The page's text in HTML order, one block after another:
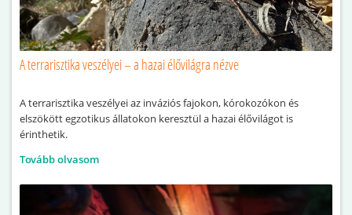
A terrarisztika veszélyei – a hazai élővilágra nézve
A terrarisztika veszélyei az inváziós fajokon, kórokozókon és
elszökött egzotikus állatokon keresztül a hazai élővilágot is
érinthetik.
Tovább olvasom